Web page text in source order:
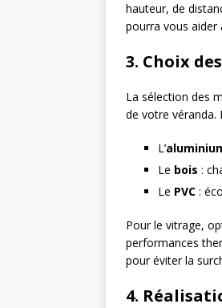
hauteur, de
pourra vous aider
3. Choix
La sélection des
de votre véranda.
L’
Le bois :
Le PVC :
Pour le vitrage,
performances
pour éviter la
4.